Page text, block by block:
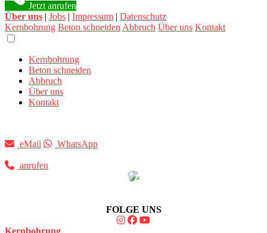
Jetzt anrufen
Über uns | Jobs | Impressum | Datenschutz
Kernbohrung Beton schneiden Abbruch Über uns Kontakt
Kernbohrung
Beton schneiden
Abbruch
Über uns
Kontakt
eMail WhatsApp
anrufen
FOLGE UNS
Kernbohrung